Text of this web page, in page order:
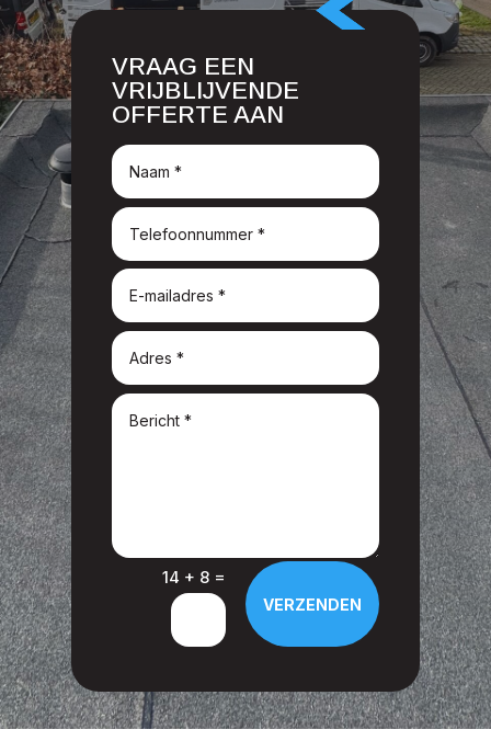
VRAAG EEN
VRIJBLIJVENDE
OFFERTE AAN
14 + 8 =
VERZENDEN